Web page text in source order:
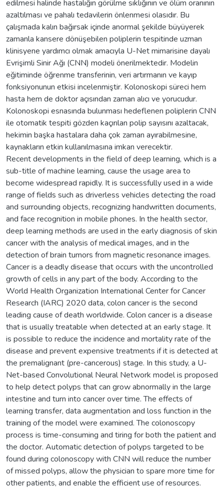
edilmesi halinde hastalığın görülme sıklığının ve ölüm oranının
azaltılması ve pahalı tedavilerin önlenmesi olasıdır. Bu
çalışmada kalın bağırsak içinde anormal şekilde büyüyerek
zamanla kansere dönüşebilen poliplerin tespitinde uzman
klinisyene yardımcı olmak amacıyla U-Net mimarisine dayalı
Evrişimli Sinir Ağı (CNN) modeli önerilmektedir. Modelin
eğitiminde öğrenme transferinin, veri artırmanın ve kayıp
fonksiyonunun etkisi incelenmiştir. Kolonoskopi süreci hem
hasta hem de doktor açısından zaman alıcı ve yorucudur.
Kolonoskopi esnasında bulunması hedeflenen poliplerin CNN
ile otomatik tespiti gözden kaçırılan polip sayısını azaltacak,
hekimin başka hastalara daha çok zaman ayırabilmesine,
kaynakların etkin kullanılmasına imkan verecektir.
Recent developments in the field of deep learning, which is a
sub-title of machine learning, cause the usage area to
become widespread rapidly. It is successfully used in a wide
range of fields such as driverless vehicles detecting the road
and surrounding objects, recognizing handwritten documents,
and face recognition in mobile phones. In the health sector,
deep learning methods are used in the early diagnosis of skin
cancer with the analysis of medical images, and in the
detection of brain tumors from magnetic resonance images.
Cancer is a deadly disease that occurs with the uncontrolled
growth of cells in any part of the body. According to the
World Health Organization International Center for Cancer
Research (IARC) 2020 data, colon cancer is the second
leading cause of death worldwide. Colon cancer is a disease
that is usually treatable when detected at an early stage. It
is possible to reduce the incidence and mortality rate of the
disease and prevent expensive treatments if it is detected at
the premalignant (pre-cancerous) stage. In this study, a U-
Net-based Convolutional Neural Network model is proposed
to help detect polyps that can grow abnormally in the large
intestine and turn into cancer over time. The effects of
learning transfer, data augmentation and loss function in the
training of the model were examined. The colonoscopy
process is time-consuming and tiring for both the patient and
the doctor. Automatic detection of polyps targeted to be
found during colonoscopy with CNN will reduce the number
of missed polyps, allow the physician to spare more time for
other patients, and enable the efficient use of resources.